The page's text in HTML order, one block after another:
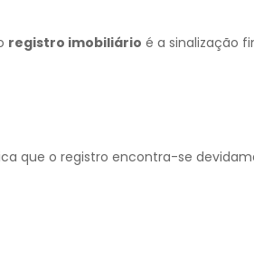
registro imobiliário é a sinalização
que o registro encontra-se